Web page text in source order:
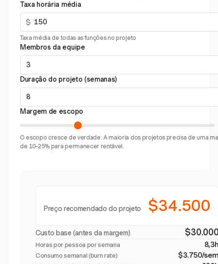
Taxa horária média
$
Taxa média de todas as funções no projeto
Membros da equipe
Duração do projeto (semanas)
Margem de escopo
O escopo cresce de verdade. A maioria dos projetos precisa de uma
de 10–25% para permanecer rentável.
Preço recomendado do projeto $34.500
Custo base (antes da margem)
Horas por pessoa por semana
Consumo semanal (burn rate) $3.750/